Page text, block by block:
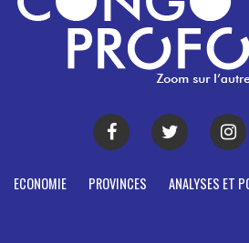
ECONOMIE PROVINCES ANALYSES ET